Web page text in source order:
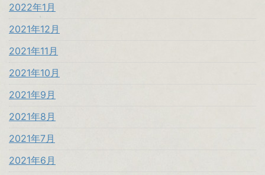
2022年1月
2021年12月
2021年11月
2021年10月
2021年9月
2021年8月
2021年7月
2021年6月